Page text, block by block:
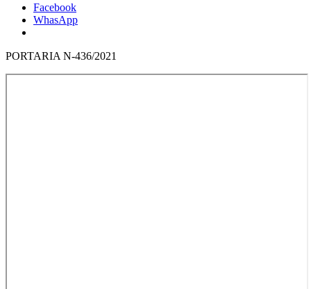
Facebook
WhasApp
PORTARIA N-436/2021